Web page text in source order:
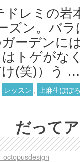
ドレミの岩
ズン。バ
ーデンに
トゲがな
け(笑)）う
レッスン , 上麻生ぽぽ
だって